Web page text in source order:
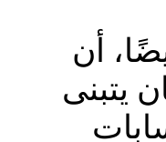
أن
يتبنى